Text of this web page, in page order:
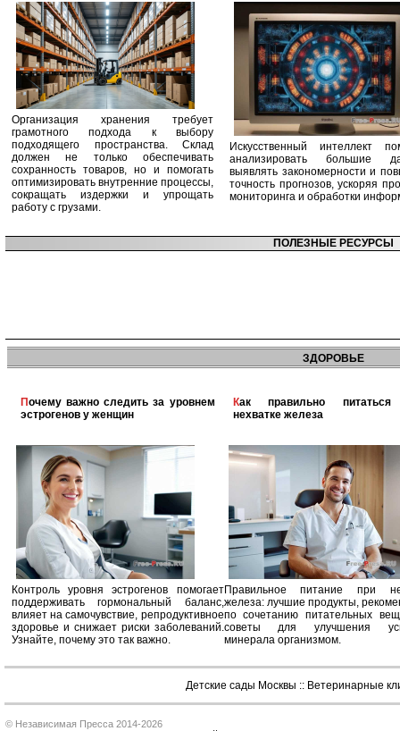
Организация хранения требует
грамотного подхода к выбору
подходящего пространства. Склад
должен не только обеспечивать
сохранность товаров, но и помогать
оптимизировать внутренние процессы,
сокращать издержки и упрощать
работу с грузами.
Искусственный интеллект
анализировать большие
выявлять закономерности и
точность прогнозов, ускоряя
мониторинга и обработки
ПОЛЕЗНЫЕ РЕСУРСЫ
ЗДОРОВЬЕ
Почему важно следить за уровнем
эстрогенов у женщин
Контроль уровня эстрогенов помогает
поддерживать гормональный баланс,
влияет на самочувствие, репродуктивное
здоровье и снижает риски заболеваний.
Узнайте, почему это так важно.
Как правильно питаться при
нехватке железа
Правильное питание при
железа: лучшие продукты,
по сочетанию питательных
советы для улучшения
минерала организмом.
Детские сады Москвы :: Ветеринарные
© Независимая Пресса 2014-2026